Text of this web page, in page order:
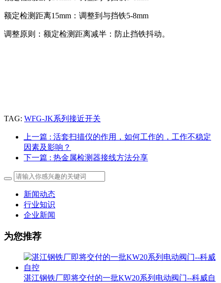
额定检测距离15mm：调整到与挡铁5-8mm
调整原则：额定检测距离减半：防止挡铁抖动。
TAG: WFG-JK系列接近开关
上一篇 : 活套扫描仪的作用，如何工作的，工作不稳定
因素及影响？
下一篇 : 热金属检测器接线方法分享
新闻动态
行业知识
企业新闻
为您推荐
湛江钢铁厂即将交付的一批KW20系列电动阀门--科威自